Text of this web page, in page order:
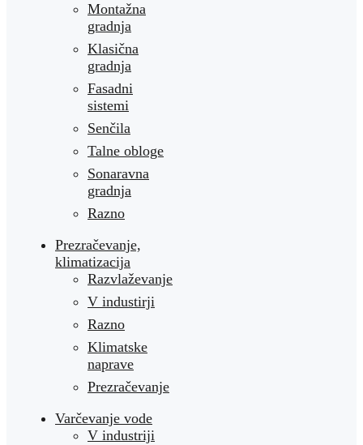
Montažna
gradnja
Klasična
gradnja
Fasadni
sistemi
Senčila
Talne obloge
Sonaravna
gradnja
Razno
Prezračevanje,
klimatizacija
Razvlaževanje
V industirji
Razno
Klimatske
naprave
Prezračevanje
Varčevanje vode
V industriji